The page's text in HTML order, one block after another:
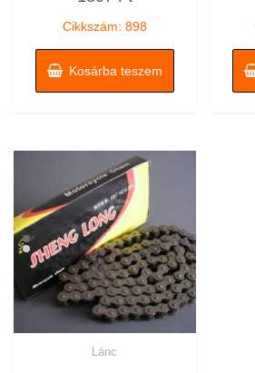
Cikkszám: 898
Kosárba teszem
Lánc